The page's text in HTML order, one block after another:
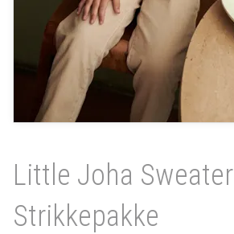
Little Joha Sweater
Strikkepakke